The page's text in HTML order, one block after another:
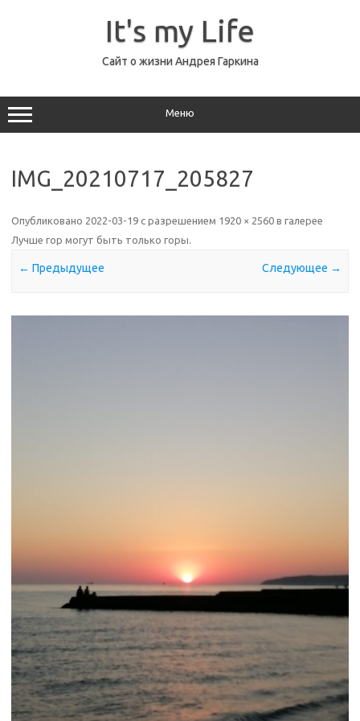
It's my Life
Сайт о жизни Андрея Гаркина
Меню
IMG_20210717_205827
Опубликовано 2022-03-19 с разрешением 1920 × 2560 в галерее
Лучше гор могут быть только горы.
← Предыдущее Следующее →